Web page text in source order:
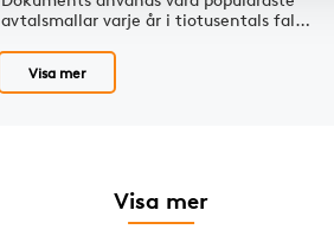
avtalsmallar varje år i tiotusentals fal…
Visa mer
Visa mer